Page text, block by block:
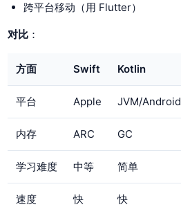
跨平台移动（用 Flutter）
对比 ：
方面 Swift Kotlin
平台 Apple JVM/Android
内存 ARC GC
学习难度 中等 简单
速度 快 快